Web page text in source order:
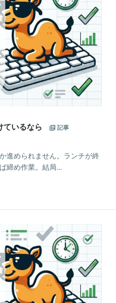
ているなら
記事
進められません。ランチが終
締め作業。結局...